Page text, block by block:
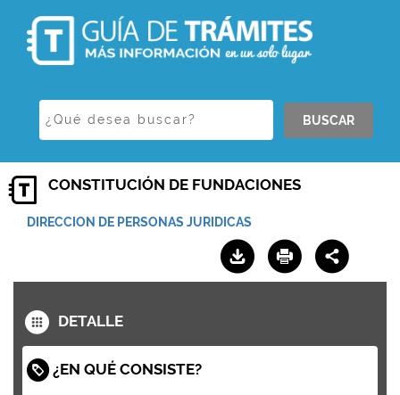
BUSCAR
CONSTITUCIÓN DE FUNDACIONES
DIRECCION DE PERSONAS JURIDICAS
DETALLE
¿EN QUÉ CONSISTE?